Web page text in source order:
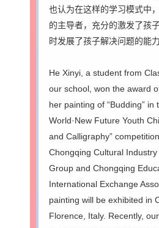
也认为在这样的学习模式中
的主导者，充分的激发了孩
时发展了孩子解决问题的能力
He Xinyi, a student from
our school, won the award
her painting of “Budding” in
World·New Future Youth
and Calligraphy”
Chongqing Cultural
Group and Chongqing
International Exchange
painting will be exhibited in
Florence, Italy. Recently,